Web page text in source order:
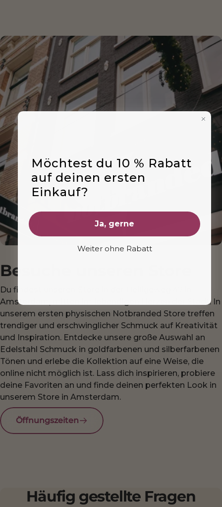
Besuche unseren Store
Du findest unseren Store in der Heiligeweg 47 in
Amsterdam, mitten im lebendigen Herzen der Stadt. In
unserem ersten physischen Notbranded Store treffen
trendiger und erschwinglicher Schmuck auf Kreativität
und Inspiration. Entdecke unsere große Auswahl an
Edelstahl Schmuck in goldfarbenen und silberfarbenen
Tönen und erlebe die Kollektion auf eine Weise, die
online nicht möglich ist. Lass dich inspirieren, probiere
deine Favoriten an und finde deinen perfekten Look in
unserem Store in Amsterdam.
Öffnungszeiten
Häufig gestellte Fragen
Möchtest du 10 % Rabatt
auf deinen ersten
Einkauf?
Ja, gerne
Weiter ohne Rabatt